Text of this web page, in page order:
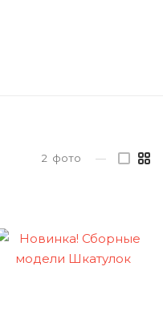
2 фото —